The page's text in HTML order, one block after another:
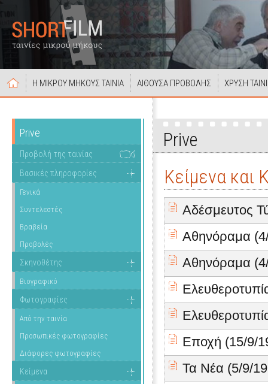
Η ΜΙΚΡΟΥ ΜΗΚΟΥΣ ΤΑΙΝΙΑ ΑΙΘΟΥΣΑ ΠΡΟΒΟΛΗΣ ΧΡΥΣΗ
Prive
Προβολή της ταινίας
Βασικές πληροφορίες
Γενικά
Συντελεστές
Βραβεία
Προβολές
Σκηνοθέτης
Βιογραφικό
Φωτογραφίες
Από την ταινία
Προσωπικές φωτογραφίες
Διάφορες φωτογραφίες
Κείμενα
Prive
Κείμενα και
Αδέσμευτος
Αθηνόραμα
Αθηνόραμα
Εποχή (15/9/
Τα Νέα (5/9/